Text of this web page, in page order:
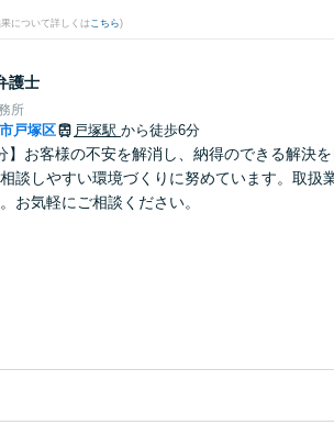
について詳しくは こちら)
護士
所
戸塚区 戸塚駅 から徒歩6分
】お客様の不安を解消し、納得のできる解決
談しやすい環境づくりに努めています。取扱
お気軽にご相談ください。